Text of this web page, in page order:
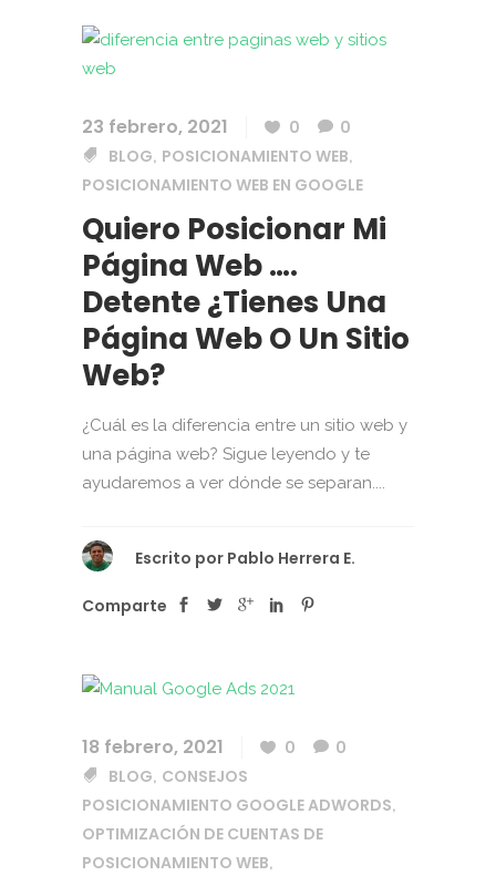
23 febrero, 2021 0
0
BLOG, POSICIONAMIENTO WEB,
POSICIONAMIENTO WEB EN GOOGLE
Quiero Posicionar Mi
Página Web ….
Detente ¿Tienes Una
Página Web O Un Sitio
Web?
¿Cuál es la diferencia entre un sitio web y
una página web? Sigue leyendo y te
ayudaremos a ver dónde se separan....
Escrito por Pablo Herrera E.
Comparte
18 febrero, 2021 0
0
BLOG, CONSEJOS
POSICIONAMIENTO GOOGLE ADWORDS,
OPTIMIZACIÓN DE CUENTAS DE
POSICIONAMIENTO WEB,